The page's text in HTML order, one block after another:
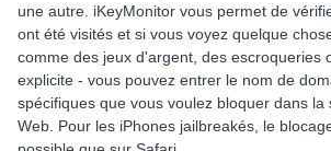
une autre. iKeyMonitor vous permet de
ont été visités et si vous voyez quelque
comme des jeux d'argent, des escroqueries
explicite - vous pouvez entrer le nom de
spécifiques que vous voulez bloquer dans la
Web. Pour les iPhones jailbreakés, le